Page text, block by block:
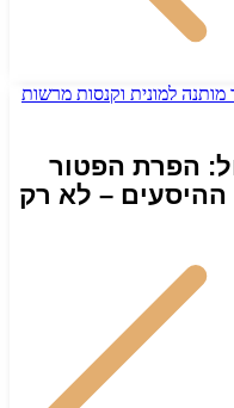
הפרת הפטור
– לא רק